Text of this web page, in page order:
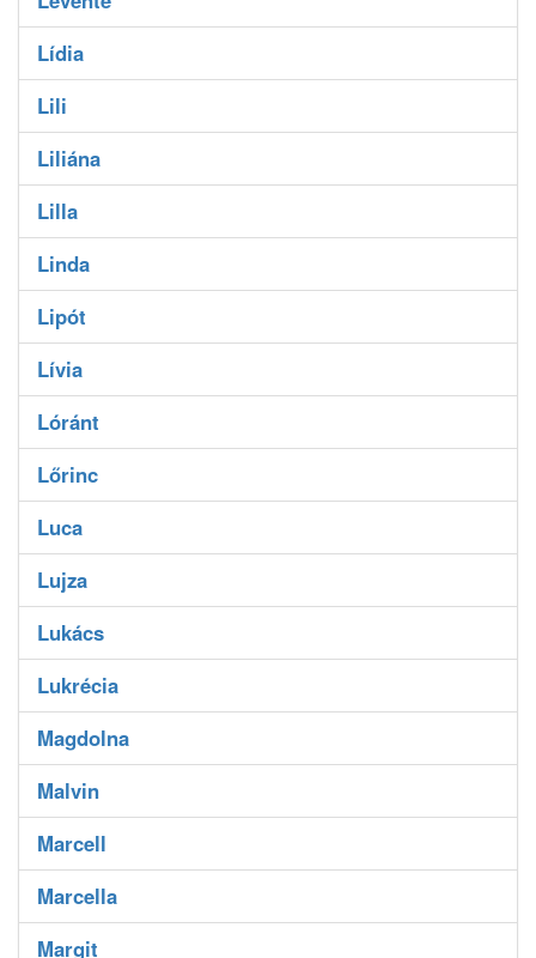
Lídia
Lili
Liliána
Lilla
Linda
Lipót
Lívia
Lóránt
Lőrinc
Luca
Lujza
Lukács
Lukrécia
Magdolna
Malvin
Marcell
Marcella
Margit